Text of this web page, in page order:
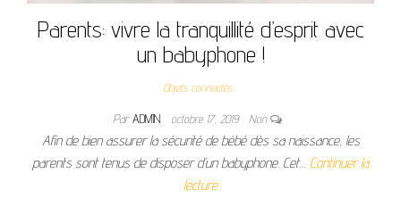
Parents: vivre la tranquillité d’esprit avec
un babyphone !
Objets connectés
ParADMIN octobre 17, 2019 Non
Afin de bien assurer la sécurité de bébé dès sa naissance, les
parents sont tenus de disposer d’un babyphone. Cet… Continuer la
lecture